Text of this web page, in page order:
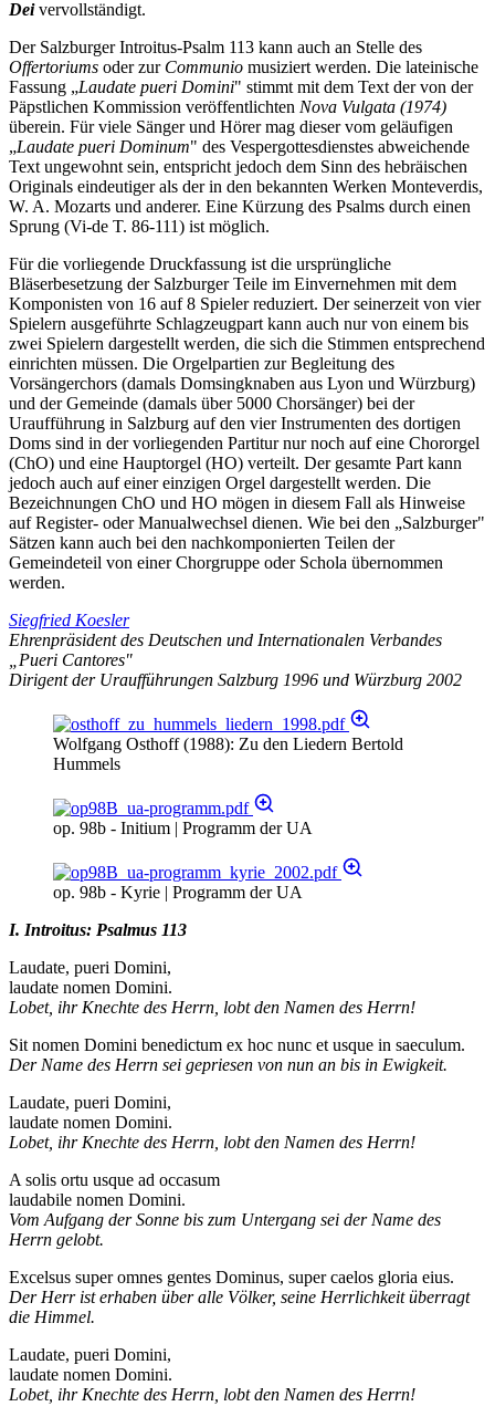
Deivervollständigt.
Der Salzburger Introitus-Psalm 113 kann auch an Stelle des
Offertoriums oder zur Communio musiziert werden. Die lateinische
Fassung „Laudate pueri Domini" stimmt mit dem Text der von der
Päpstlichen Kommission veröffentlichten Nova Vulgata (1974)
überein. Für viele Sänger und Hörer mag dieser vom geläufigen
„Laudate pueri Dominum" des Vespergottesdienstes abweichende
Text ungewohnt sein, entspricht jedoch dem Sinn des hebräischen
Originals eindeutiger als der in den bekannten Werken Monteverdis,
W. A. Mozarts und anderer. Eine Kürzung des Psalms durch einen
Sprung (Vi-de T. 86-111) ist möglich.
Für die vorliegende Druckfassung ist die ursprüngliche
Bläserbesetzung der Salzburger Teile im Einvernehmen mit dem
Komponisten von 16 auf 8 Spieler reduziert. Der seinerzeit von vier
Spielern ausgeführte Schlagzeugpart kann auch nur von einem bis
zwei Spielern dargestellt werden, die sich die Stimmen entsprechend
einrichten müssen. Die Orgelpartien zur Begleitung des
Vorsängerchors (damals Domsingknaben aus Lyon und Würzburg)
und der Gemeinde (damals über 5000 Chorsänger) bei der
Uraufführung in Salzburg auf den vier Instrumenten des dortigen
Doms sind in der vorliegenden Partitur nur noch auf eine Chororgel
(ChO) und eine Hauptorgel (HO) verteilt. Der gesamte Part kann
jedoch auch auf einer einzigen Orgel dargestellt werden. Die
Bezeichnungen ChO und HO mögen in diesem Fall als Hinweise
auf Register- oder Manualwechsel dienen. Wie bei den „Salzburger"
Sätzen kann auch bei den nachkomponierten Teilen der
Gemeindeteil von einer Chorgruppe oder Schola übernommen
werden.
Siegfried Koesler
Ehrenpräsident des Deutschen und Internationalen Verbandes
„Pueri Cantores"
Dirigent der Uraufführungen Salzburg 1996 und Würzburg 2002
Wolfgang Osthoff (1988): Zu den Liedern Bertold
Hummels
op. 98b - Initium | Programm der UA
op. 98b - Kyrie | Programm der UA
I. Introitus: Psalmus 113
Laudate, pueri Domini,
laudate nomen Domini.
Lobet, ihr Knechte des Herrn, lobt den Namen des Herrn!
Sit nomen Domini benedictum ex hoc nunc et usque in saeculum.
Der Name des Herrn sei gepriesen von nun an bis in Ewigkeit.
Laudate, pueri Domini,
laudate nomen Domini.
Lobet, ihr Knechte des Herrn, lobt den Namen des Herrn!
A solis ortu usque ad occasum
laudabile nomen Domini.
Vom Aufgang der Sonne bis zum Untergang sei der Name des
Herrn gelobt.
Excelsus super omnes gentes Dominus, super caelos gloria eius.
Der Herr ist erhaben über alle Völker, seine Herrlichkeit überragt
die Himmel.
Laudate, pueri Domini,
laudate nomen Domini.
Lobet, ihr Knechte des Herrn, lobt den Namen des Herrn!